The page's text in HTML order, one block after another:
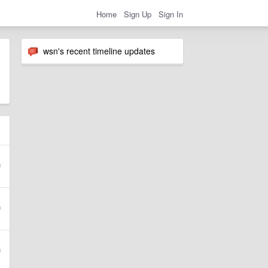
Home Sign Up Sign In
wsn's recent timeline updates